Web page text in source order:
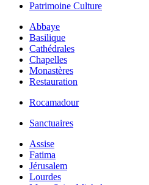
Patrimoine Culture
Abbaye
Basilique
Cathédrales
Chapelles
Monastères
Restauration
Rocamadour
Sanctuaires
Assise
Fatima
Jérusalem
Lourdes